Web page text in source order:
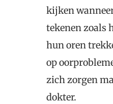
kijken
tekenen zoals
hun oren
op
zich zorgen
dokter.